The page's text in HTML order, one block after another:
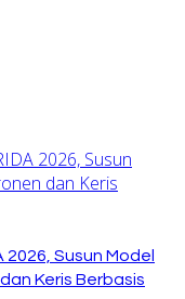
2026, Susun Model
Keris Berbasis